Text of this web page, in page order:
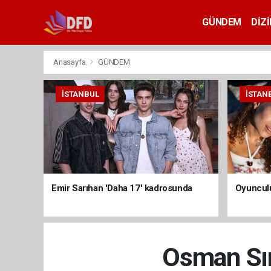
GÜNDEM
Anasayfa GÜNDEM
İSTANBUL
Emir Sarıhan 'Daha 17' kadrosunda
Osman